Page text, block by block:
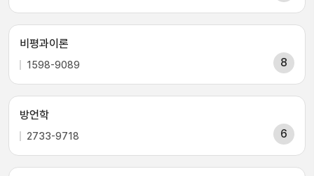
비평과이론
1598-9089 8
방언학
2733-9718 6